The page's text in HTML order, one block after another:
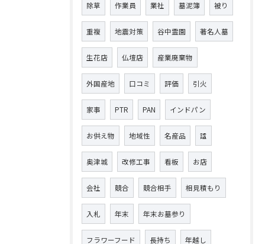
除草 作業員 業社 墓泥簿 被り
重複 地震対策 谷中霊園 著名人墓
生花店 仏壇店 産業廃棄物
外国産地 口コミ 評価 引火
家事 PTR PAN インドパン
お供え物 地域性 名産品 諡
奥津城 改修工事 看板 お店
会社 競合 競合相手 相見積もり
入札 年末 年末お墓参り
フラワーフード 長持ち 年越し